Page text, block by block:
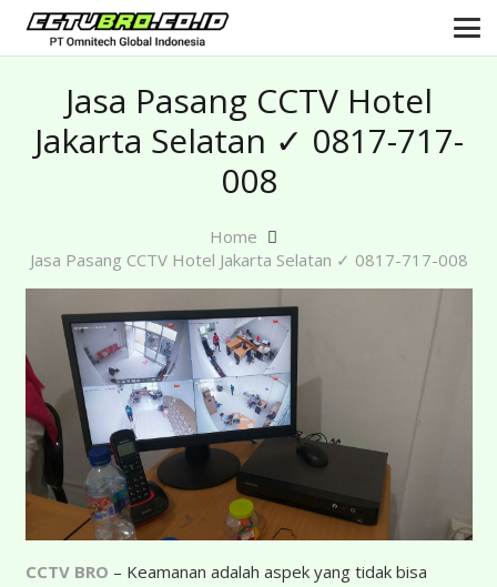
Jasa Pasang CCTV Hotel
Jakarta Selatan ✓ 0817-717-
008
Home
Jasa Pasang CCTV Hotel Jakarta Selatan ✓ 0817-717-008
CCTV BRO – Keamanan adalah aspek yang tidak bisa